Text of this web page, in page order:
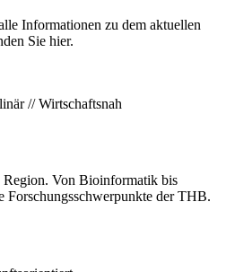
Informationen zu dem aktuellen
Sie hier.
// Wirtschaftsnah
Von Bioinformatik bis
Forschungsschwerpunkte der THB.